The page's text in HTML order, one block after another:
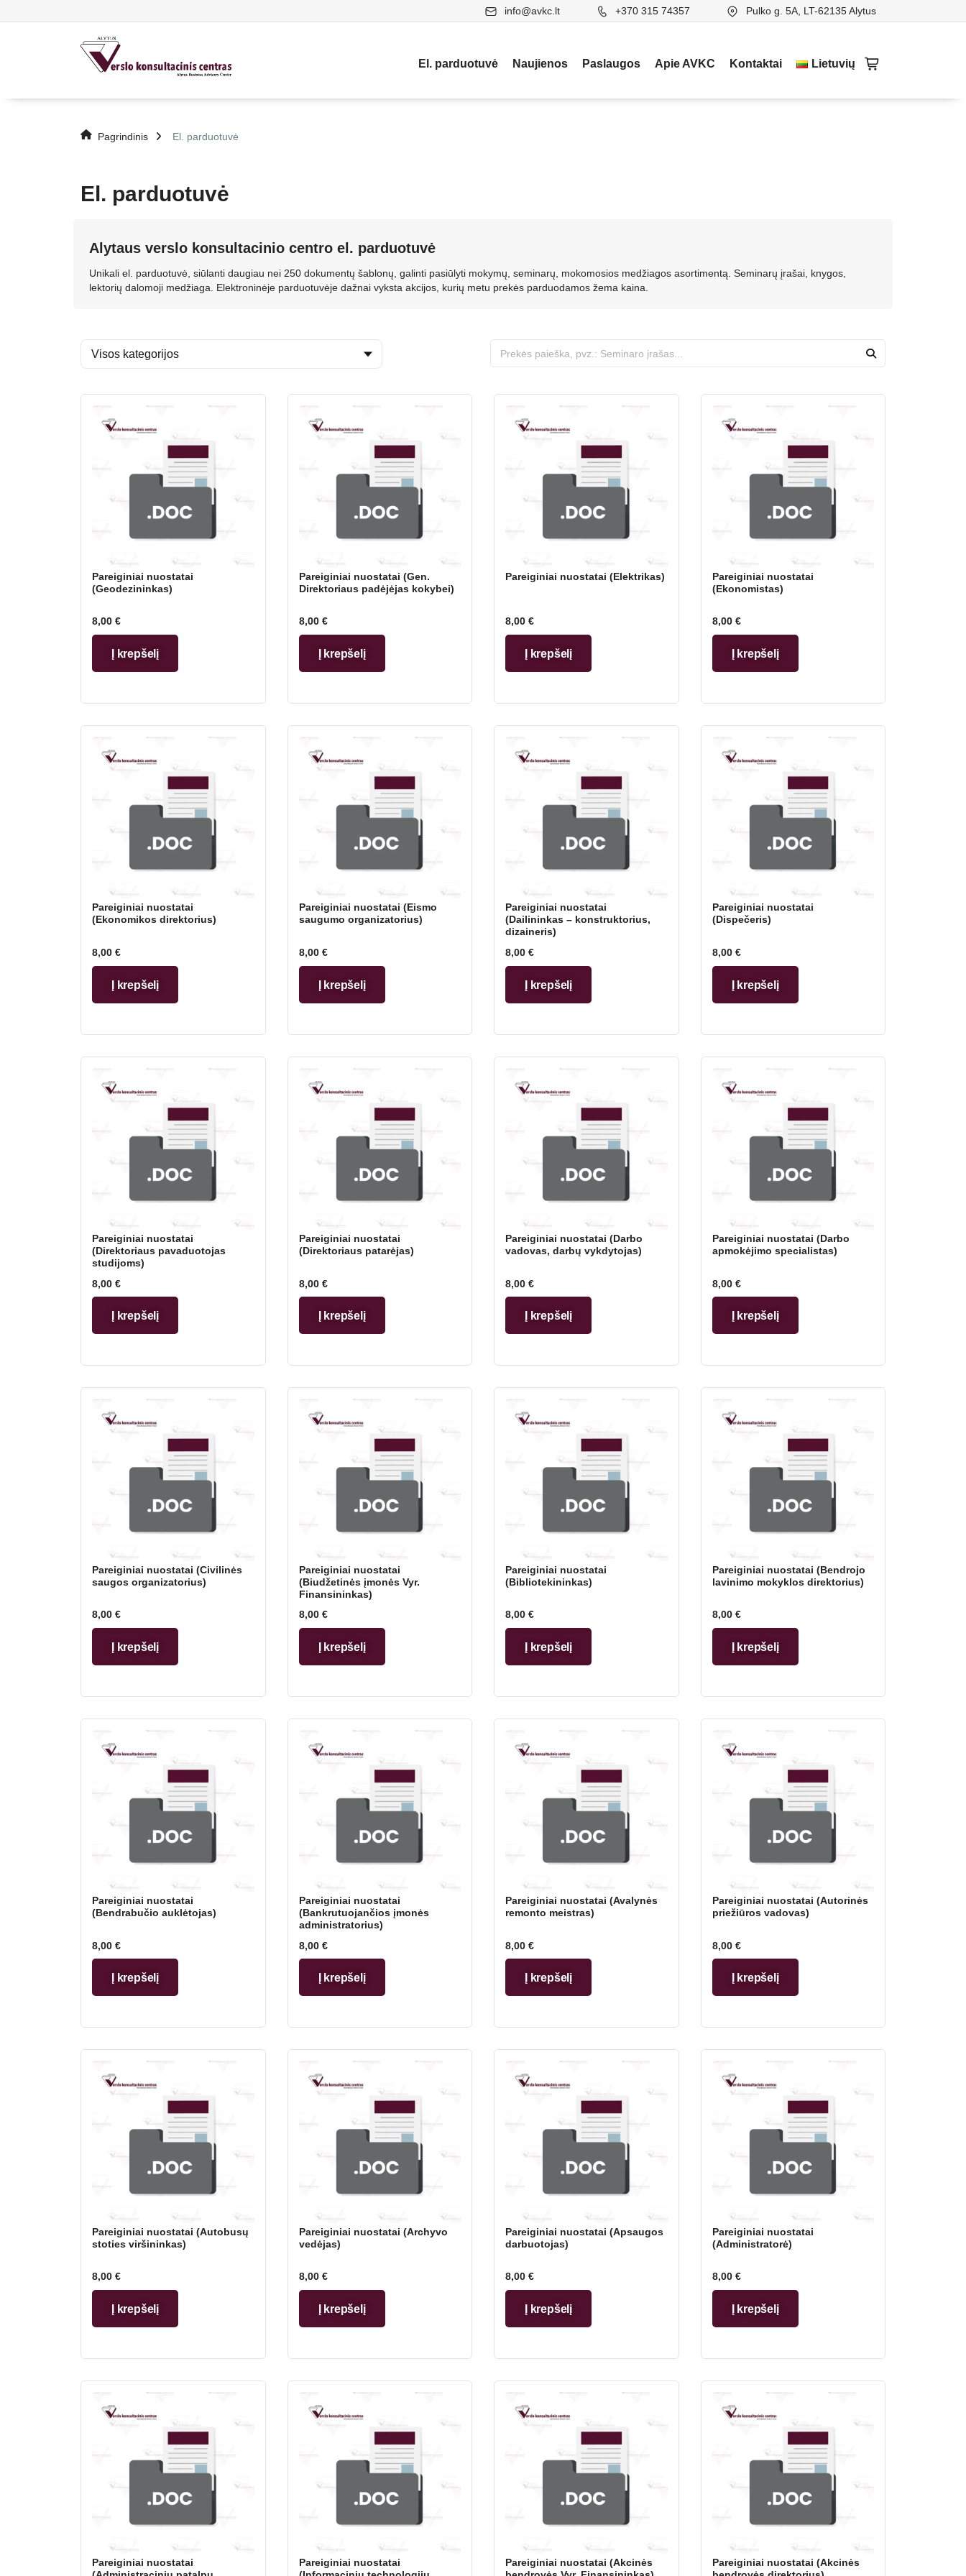
info@avkc.lt +370 315 74357 Pulko g. 5A, LT-62135 Alytus
El. parduotuvė Naujienos Paslaugos Apie AVKC Kontaktai Lietuvių
Pagrindinis El. parduotuvė
El. parduotuvė
Alytaus verslo konsultacinio centro el. parduotuvė
Unikali el. parduotuvė, siūlanti daugiau nei 250 dokumentų šablonų, galinti pasiūlyti mokymų, seminarų, mokomosios medžiagos asortimentą. Seminarų įrašai, knygos,
lektorių dalomoji medžiaga. Elektroninėje parduotuvėje dažnai vyksta akcijos, kurių metu prekės parduodamos žema kaina.
Pareiginiai nuostatai
(Geodezininkas)
8,00 €
Į krepšelį
Pareiginiai nuostatai (Gen.
Direktoriaus padėjėjas kokybei)
8,00 €
Į krepšelį
Pareiginiai nuostatai (Elektrikas)
8,00 €
Į krepšelį
Pareiginiai nuostatai
(Ekonomistas)
8,00 €
Į krepšelį
Pareiginiai nuostatai
(Ekonomikos direktorius)
8,00 €
Į krepšelį
Pareiginiai nuostatai (Eismo
saugumo organizatorius)
8,00 €
Į krepšelį
Pareiginiai nuostatai
(Dailininkas – konstruktorius,
dizaineris)
8,00 €
Į krepšelį
Pareiginiai nuostatai
(Dispečeris)
8,00 €
Į krepšelį
Pareiginiai nuostatai
(Direktoriaus pavaduotojas
studijoms)
8,00 €
Į krepšelį
Pareiginiai nuostatai
(Direktoriaus patarėjas)
8,00 €
Į krepšelį
Pareiginiai nuostatai (Darbo
vadovas, darbų vykdytojas)
8,00 €
Į krepšelį
Pareiginiai nuostatai (Darbo
apmokėjimo specialistas)
8,00 €
Į krepšelį
Pareiginiai nuostatai (Civilinės
saugos organizatorius)
8,00 €
Į krepšelį
Pareiginiai nuostatai
(Biudžetinės įmonės Vyr.
Finansininkas)
8,00 €
Į krepšelį
Pareiginiai nuostatai
(Bibliotekininkas)
8,00 €
Į krepšelį
Pareiginiai nuostatai (Bendrojo
lavinimo mokyklos direktorius)
8,00 €
Į krepšelį
Pareiginiai nuostatai
(Bendrabučio auklėtojas)
8,00 €
Į krepšelį
Pareiginiai nuostatai
(Bankrutuojančios įmonės
administratorius)
8,00 €
Į krepšelį
Pareiginiai nuostatai (Avalynės
remonto meistras)
8,00 €
Į krepšelį
Pareiginiai nuostatai (Autorinės
priežiūros vadovas)
8,00 €
Į krepšelį
Pareiginiai nuostatai (Autobusų
stoties viršininkas)
8,00 €
Į krepšelį
Pareiginiai nuostatai (Archyvo
vedėjas)
8,00 €
Į krepšelį
Pareiginiai nuostatai (Apsaugos
darbuotojas)
8,00 €
Į krepšelį
Pareiginiai nuostatai
(Administratorė)
8,00 €
Į krepšelį
Pareiginiai nuostatai
Pareiginiai nuostatai
Pareiginiai nuostatai (Akcinės
Pareiginiai nuostatai (Akcinės